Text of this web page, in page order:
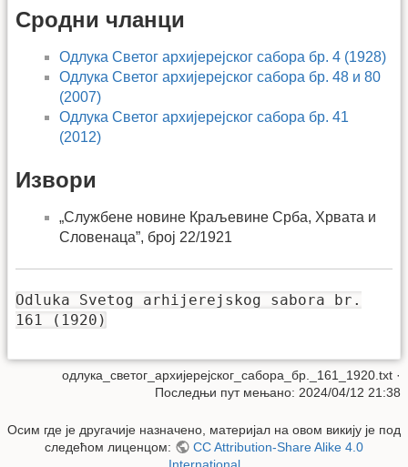
Сродни чланци
Одлука Светог архијерејског сабора бр. 4 (1928)
Одлука Светог архијерејског сабора бр. 48 и 80
(2007)
Одлука Светог архијерејског сабора бр. 41
(2012)
Извори
„Службене новине Краљевине Срба, Хрвата и
Словенаца”, број 22/1921
Odluka Svetog arhijerejskog sabora br.
161 (1920)
одлука_светог_архијерејског_сабора_бр._161_1920.txt ·
Последњи пут мењано: 2024/04/12 21:38
Осим где је другачије назначено, материјал на овом викију је под
следећом лиценцом:
CC Attribution-Share Alike 4.0